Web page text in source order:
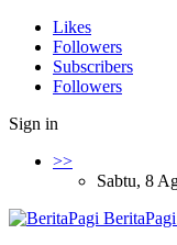
Likes
Followers
Subscribers
Followers
Sign in
>>
Sabtu, 8